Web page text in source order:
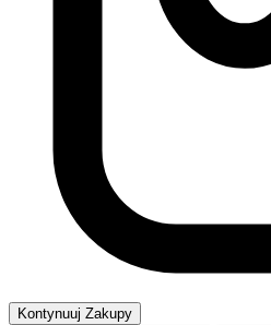
Kontynuuj Zakupy